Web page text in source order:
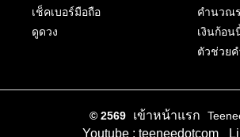
เช็คเบอร์มือถือ
ดูดวง
คำนวณ
เงินก้อน
ตัวช่วย
© 2569 เข้าหน้าแรก
Youtube : teeneedotcom